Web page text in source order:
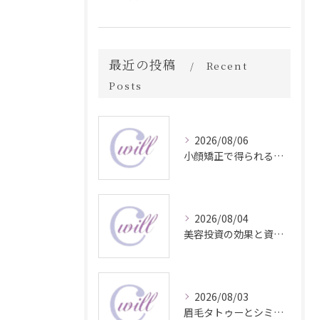
最近の投稿
Recent
Posts
2026/08/06
小顔矯正で得られる顔変化の科学的効果
2026/08/04
美容投資の効果と資産価値の解説
2026/08/03
眉毛タトゥーとシミ予防に効く食材解説